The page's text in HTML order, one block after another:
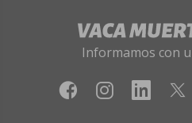
Informamos con